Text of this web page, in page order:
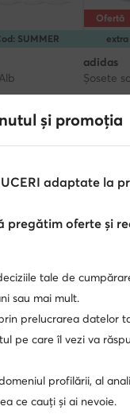
SUMMER
Ofertă
adidas
Șosete
Prețul
Prețul
Cel mai
scurte damă Sprandi
genti Hunter
și promoția
adaptate la
pregătim oferte și
tale de
sau mai mult.
prelucrarea datelor
pe care îl vezi va
profilării, al
ce cauți și ai nevoie.